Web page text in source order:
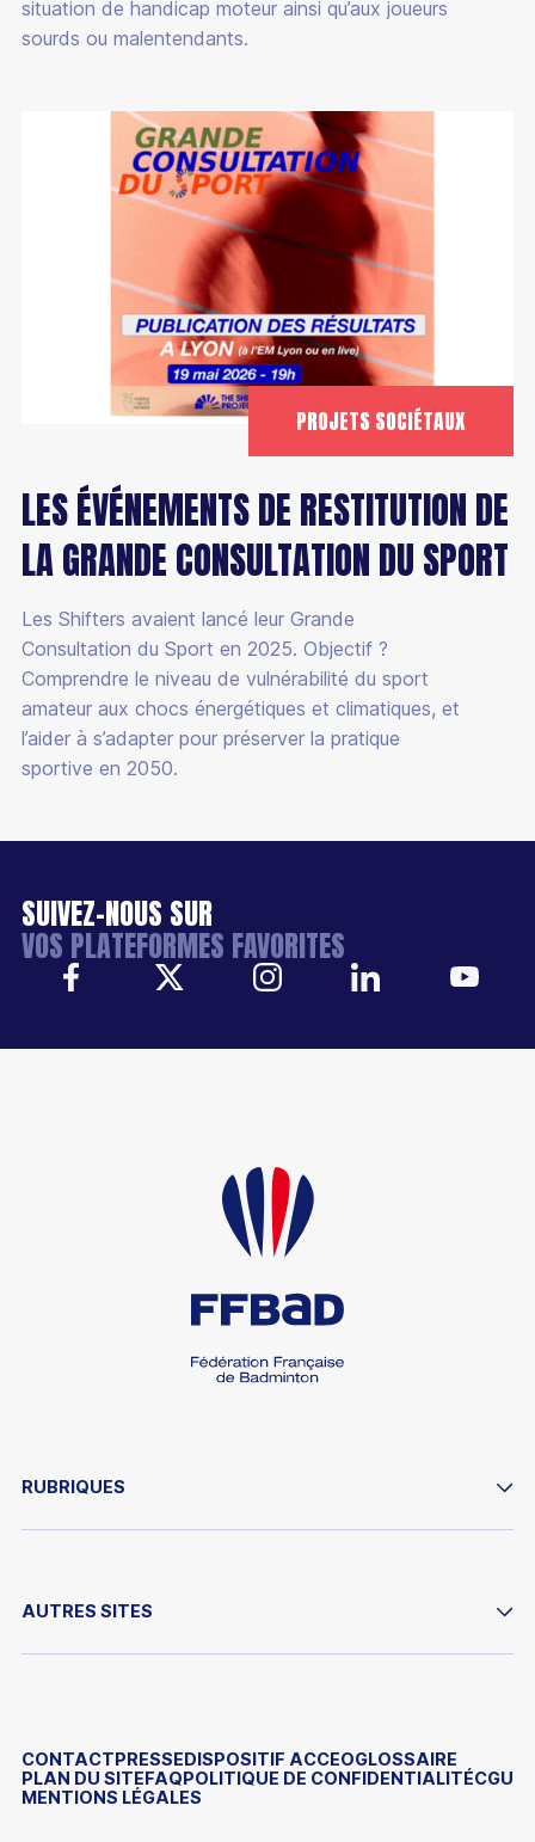
situation de handicap moteur ainsi qu’aux joueurs
sourds ou malentendants.
PROJETS SOCIÉTAUX
LES ÉVÉNEMENTS DE RESTITUTION DE
LA GRANDE CONSULTATION DU SPORT
Les Shifters avaient lancé leur Grande
Consultation du Sport en 2025. Objectif ?
Comprendre le niveau de vulnérabilité du sport
amateur aux chocs énergétiques et climatiques, et
l’aider à s’adapter pour préserver la pratique
sportive en 2050.
SUIVEZ-NOUS SUR
VOS PLATEFORMES FAVORITES
RUBRIQUES
PERFORMER
LA FÉDÉRATION
VIE DES CLUBS
AUTRES SITES
YONEX IFB
CONTACTPRESSEDISPOSITIF ACCEOGLOSSAIRE
PLAN DU SITEFAQPOLITIQUE DE CONFIDENTIALITÉCGU
MENTIONS LÉGALES